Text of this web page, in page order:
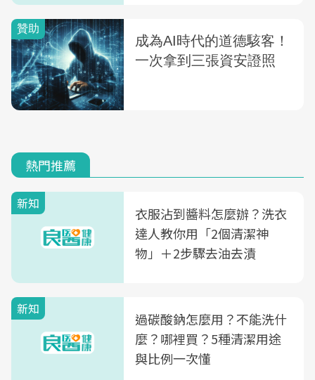
熱門推薦
新知
衣服沾到醬料怎麼辦？洗衣
達人教你用「2個清潔神
物」＋2步驟去油去漬
新知
過碳酸鈉怎麼用？不能洗什
麼？哪裡買？5種清潔用途
與比例一次懂